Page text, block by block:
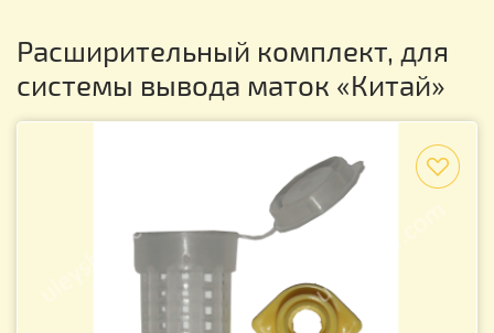
Расширительный комплект, для
системы вывода маток «Китай»